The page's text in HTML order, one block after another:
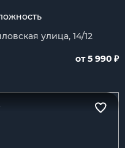
улица, 14/12
от 5 990 ₽